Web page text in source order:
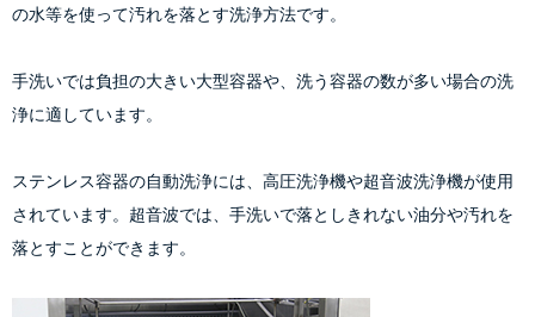
の水等を使って汚れを落とす洗浄方法です。
手洗いでは負担の大きい大型容器や、洗う容器の数が多い場合の洗
浄に適しています。
ステンレス容器の自動洗浄には、高圧洗浄機や超音波洗浄機が使用
されています。超音波では、手洗いで落としきれない油分や汚れを
落とすことができます。